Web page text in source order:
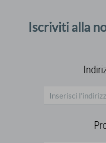
Iscriviti alla